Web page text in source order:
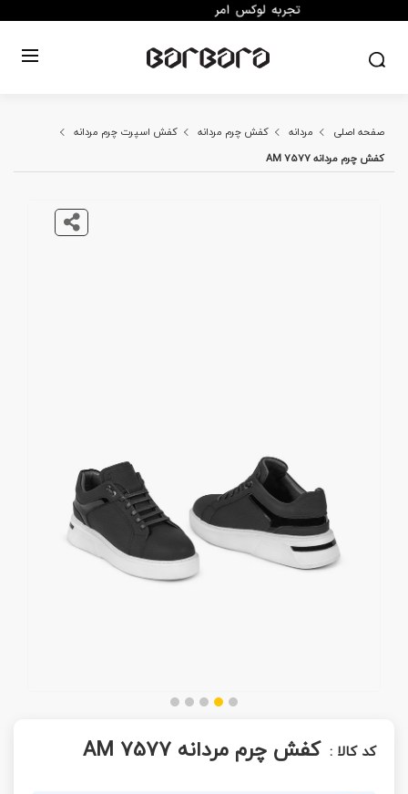
صفحه اصلی مردانه کفش چرم مردانه
کفش اسپرت چرم مردانه
کفش چرم مردانه AM 7577
کد کالا : کفش چرم مردانه AM 7577